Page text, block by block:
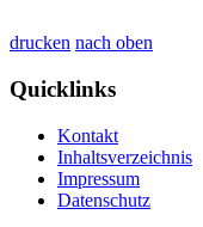
drucken nach oben
Quicklinks
Kontakt
Inhaltsverzeichnis
Impressum
Datenschutz